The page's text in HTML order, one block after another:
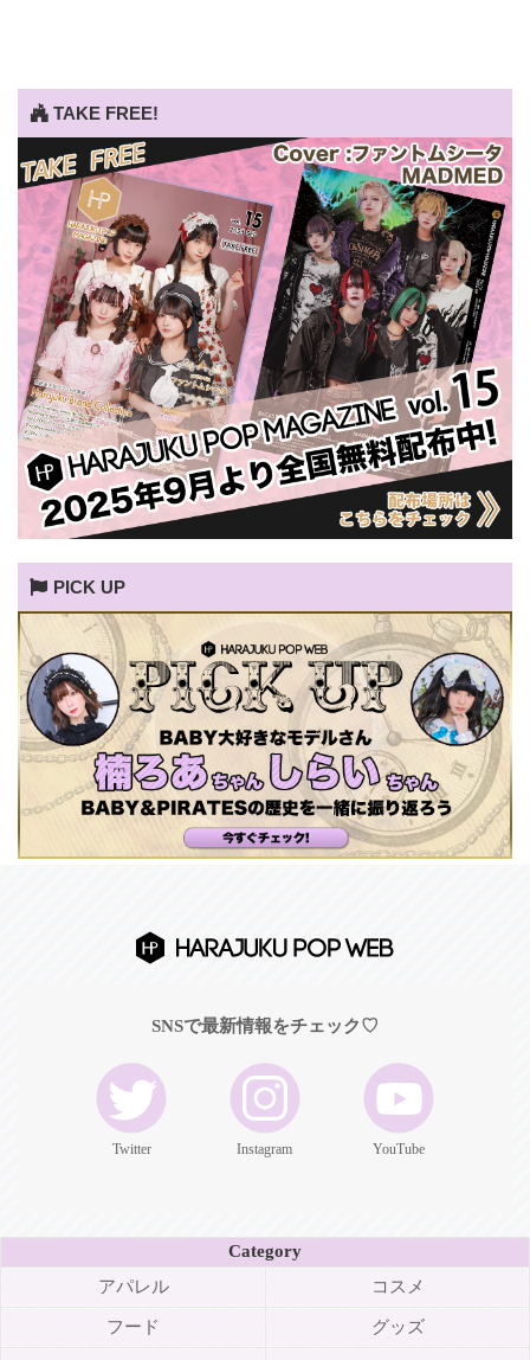
TAKE FREE!
PICK UP
SNSで最新情報をチェック♡
Twitter Instagram YouTube
Category
アパレル
コスメ
フード グッズ